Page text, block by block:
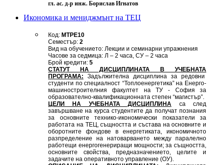
гл. ас. д-р инж. Борислав Игнатов
Икономика и мениджмънт на ТЕЦ
Код: MTPE10
Семестър: 2
Вид на обучението: Лекции и семинарни упражнения
Часове за седмица: Л – 2 часа, СУ – 2 часа
Брой кредити: 5
СТАТУТ НА ДИСЦИПЛИНАТА В УЧЕБНАТА
ПРОГРАМА: Задължителна дисциплина за редовни
студенти по специалност “Топлоенергетика” на Енерго-
машиностроителния факултет на ТУ - София за
образователно-квалификационната степен “магистър”.
ЦЕЛИ НА УЧЕБНАТА ДИСЦИПЛИНА са след
завършване на курса студентите да получат познания
за основните технико-икономически показатели за
работата на ТЕЦ, същността и състава на основните и
оборотните фондове в енергетиката, икономичното
разпределение на натоварването между паралелно
работещи енергогенериращи мощности; за същността,
основните свойства, предназначението, целите и
задачите на оперативното управление (ОУ).